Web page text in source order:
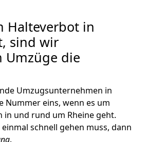
Halteverbot in
sind wir
Umzüge die
Umzugsunternehmen in
Nummer eins, wenn es um
in und rund um Rheine geht.
schnell gehen muss, dann
.